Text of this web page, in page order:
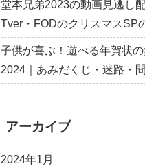
堂本兄弟2023の動画見逃し
Tver・FODのクリスマスSP
子供が喜ぶ！遊べる年賀状
2024｜あみだくじ・迷路・
アーカイブ
2024年1月